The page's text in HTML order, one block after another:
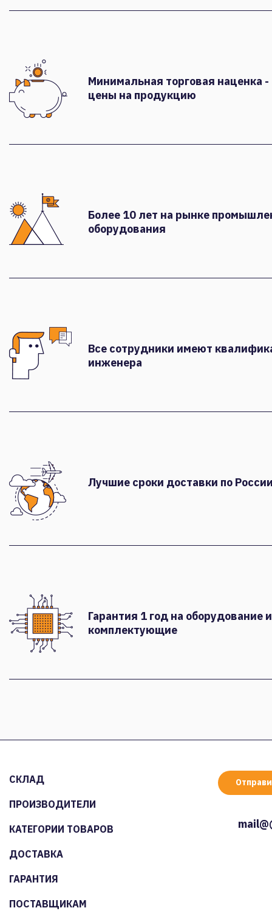
Минимальная торговая наценка
цены на продукцию
Более 10 лет на рынке
оборудования
Все сотрудники имеют
инженера
Лучшие сроки доставки по
Гарантия 1 год на оборудование и
комплектующие
СКЛАД
ПРОИЗВОДИТЕЛИ
КАТЕГОРИИ ТОВАРОВ
ДОСТАВКА
ГАРАНТИЯ
ПОСТАВЩИКАМ